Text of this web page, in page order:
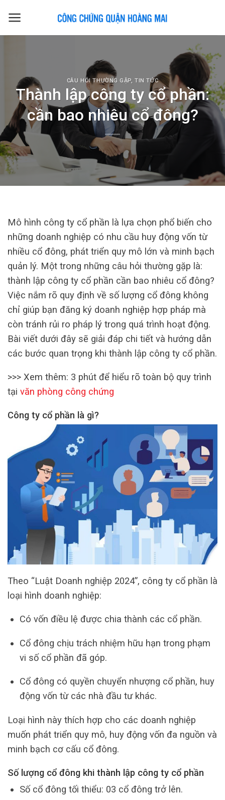
CÂU HỎI THƯỜNG GẶP,TIN TỨC
Thành lập công ty cổ phần:
cần bao nhiêu cổ đông?
Mô hình công ty cổ phần là lựa chọn phổ biến cho
những doanh nghiệp có nhu cầu huy động vốn từ
nhiều cổ đông, phát triển quy mô lớn và minh bạch
quản lý. Một trong những câu hỏi thường gặp là:
thành lập công ty cổ phần cần bao nhiêu cổ đông?
Việc nắm rõ quy định về số lượng cổ đông không
chỉ giúp bạn đăng ký doanh nghiệp hợp pháp mà
còn tránh rủi ro pháp lý trong quá trình hoạt động.
Bài viết dưới đây sẽ giải đáp chi tiết và hướng dẫn
các bước quan trọng khi thành lập công ty cổ phần.
>>> Xem thêm: 3 phút để hiểu rõ toàn bộ quy trình
tại văn phòng công chứng
Công ty cổ phần là gì?
Theo “Luật Doanh nghiệp 2024”, công ty cổ phần là
loại hình doanh nghiệp:
Có vốn điều lệ được chia thành các cổ phần.
Cổ đông chịu trách nhiệm hữu hạn trong phạm
vi số cổ phần đã góp.
Cổ đông có quyền chuyển nhượng cổ phần, huy
động vốn từ các nhà đầu tư khác.
Loại hình này thích hợp cho các doanh nghiệp
muốn phát triển quy mô, huy động vốn đa nguồn và
minh bạch cơ cấu cổ đông.
Số lượng cổ đông khi thành lập công ty cổ phần
Số cổ đông tối thiểu: 03 cổ đông trở lên.